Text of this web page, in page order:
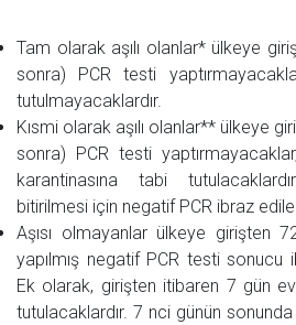
Tam olarak aşılı olanlar* ülkeye
sonra) PCR testi
tutulmayacaklardır.
Kısmi olarak aşılı olanlar** ülkeye
sonra) PCR testi
karantinasına tabi
bitirilmesi için negatif PCR ibraz
Aşısı olmayanlar ülkeye girişten
yapılmış negatif PCR testi sonucu
Ek olarak, girişten itibaren 7 gün
tutulacaklardır. 7 nci günün